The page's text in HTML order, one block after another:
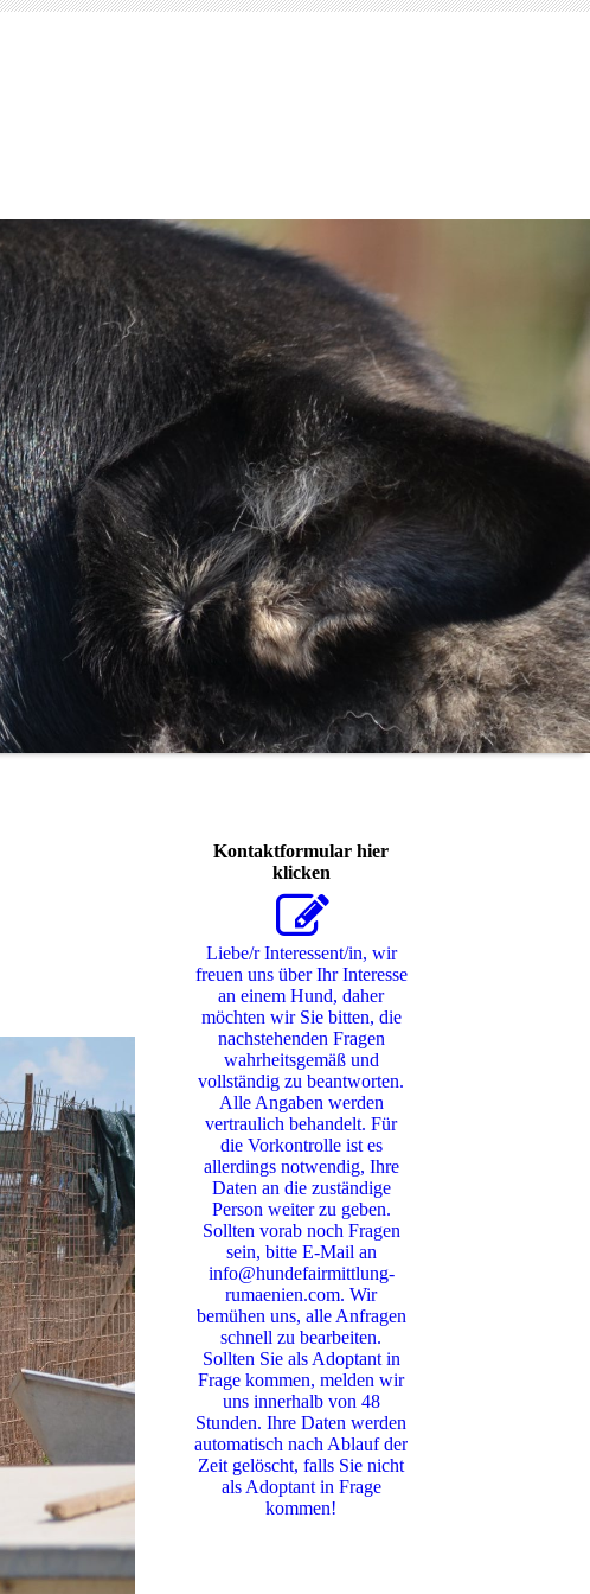
Kontaktformular hier
klicken
Liebe/r Interessent/in, wir
freuen uns über Ihr Interesse
an einem Hund, daher
möchten wir Sie bitten, die
nachstehenden Fragen
wahrheitsgemäß und
vollständig zu beantworten.
Alle Angaben werden
vertraulich behandelt. Für
die Vorkontrolle ist es
allerdings notwendig, Ihre
Daten an die zuständige
Person weiter zu geben.
Sollten vorab noch Fragen
sein, bitte E-Mail an
info@hundefairmittlung-
rumaenien.com. Wir
bemühen uns, alle Anfragen
schnell zu bearbeiten.
Sollten Sie als Adoptant in
Frage kommen, melden wir
uns innerhalb von 48
Stunden. Ihre Daten werden
automatisch nach Ablauf der
Zeit gelöscht, falls Sie nicht
als Adoptant in Frage
kommen!